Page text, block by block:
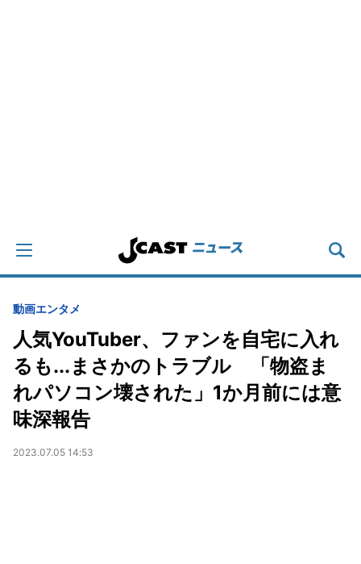
動画エンタメ
人気YouTuber、ファンを自宅に入れ
るも...まさかのトラブル 「物盗ま
れパソコン壊された」1か月前には意
味深報告
2023.07.05 14:53